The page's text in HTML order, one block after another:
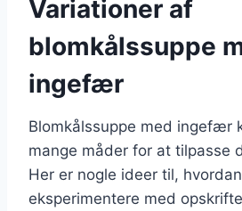
Variationer af
blomkålssuppe
ingefær
Blomkålssuppe med ingefær
mange måder for at tilpasse
Her er nogle ideer til,
eksperimentere med